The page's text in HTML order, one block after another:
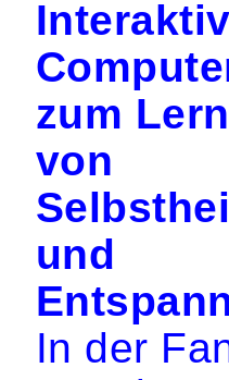
zum
von
und
In der